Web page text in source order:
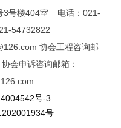
3号楼404室 电话：021-
54732822
协会工程咨询邮
会申诉咨询邮箱：
号-3
号